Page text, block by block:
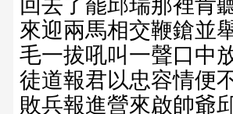
來迎兩馬相交鞭鎗並
毛一拔吼叫一聲口中
徒道報君以忠容情便
敗兵報進營來啟帥爺